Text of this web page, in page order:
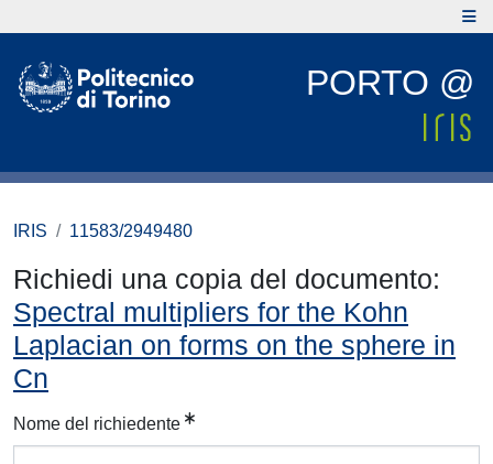
PORTO @
IRIS 11583/2949480
Richiedi una copia del documento:
Spectral multipliers for the Kohn
Laplacian on forms on the sphere in
Cn
Nome del richiedente